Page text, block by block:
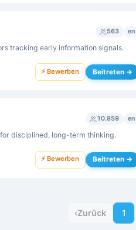
563 en
tracking early information signals.
⚡ Bewerben Beitreten →
10.859 en
disciplined, long-term thinking.
⚡ Bewerben Beitreten →
‹Zurück 1